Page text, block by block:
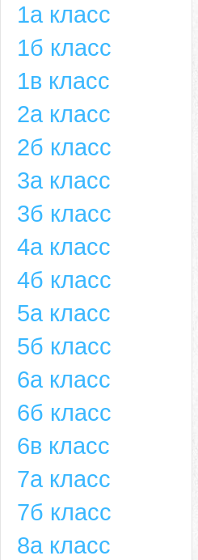
1а класс
1б класс
1в класс
2а класс
2б класс
3а класс
3б класс
4а класс
4б класс
5а класс
5б класс
6а класс
6б класс
6в класс
7а класс
7б класс
8а класс